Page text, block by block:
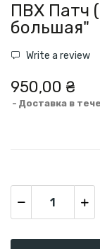
ПВХ Патч
большая"
Write a review
950,00 ₴
Доставка в